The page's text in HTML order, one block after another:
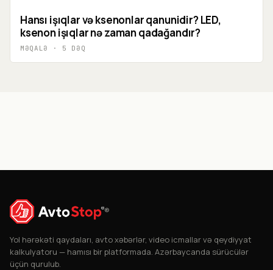
Hansı işıqlar və ksenonlar qanunidir? LED,
ksenon işıqlar nə zaman qadağandır?
MƏQALƏ · 5 DƏQ
®
Yol hərəkəti qaydaları, avto xəbərlər, video icmallar və qeydiyyat
kalkulyatoru — hamısı bir platformada. Azərbaycanda sürücülər
üçün qurulub.